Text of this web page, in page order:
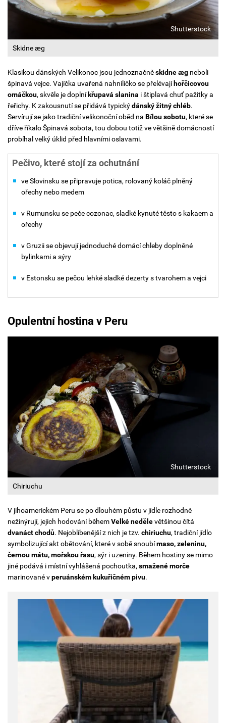
Skidne æg
Shutterstock
Klasikou dánských Velikonoc jsou jednoznačněskidne æg neboli
špinavá vejce. Vajíčka uvařená nahniličko se přelévají hořčicovou
omáčkou, skvěle je doplní křupavá slanina i štiplavá chuť pažitky a
řeřichy. K zakousnutí se přidává typickýdánský žitný chléb.
Servírují se jako tradiční velikonoční oběd na Bílou sobotu, které se
dříve říkalo Špinavá sobota, tou dobou totiž ve většině domácností
probíhal velký úklid před hlavními oslavami.
Pečivo, které stojí za ochutnání
ve Slovinsku se připravuje potica, rolovaný koláč plněný
ořechy nebo medem
v Rumunsku se peče cozonac, sladké kynuté těsto s kakaem a
ořechy
v Gruzii se objevují jednoduché domácí chleby doplněné
bylinkami a sýry
v Estonsku se pečou lehké sladké dezerty s tvarohem a vejci
Opulentní hostina v Peru
Chiriuchu
Shutterstock
V jihoamerickém Peru se po dlouhém půstu v jídle rozhodně
nežinýrují, jejich hodování běhemVelké nedělevětšinou čítá
dvanáct chodů. Nejoblíbenější z nich je tzv. chiriuchu, tradiční jídlo
symbolizující akt obětování, které v sobě snoubímaso, zeleninu,
černou mátu, mořskou řasu, sýr i uzeniny. Během hostiny se mimo
jiné podává i místní vyhlášená pochoutka, smažené morče
marinované vperuánském kukuřičném pivu.